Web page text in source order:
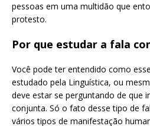
pessoas em uma multidão que
protesto.
Por que estudar a fala
Você pode ter entendido como
estudado pela Linguística, ou
deve estar se perguntando de que
conjunta. Só o fato desse tipo de
vários tipos de manifestação